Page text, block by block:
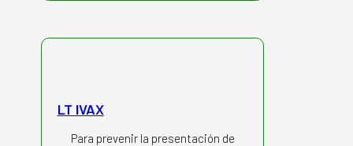
LT IVAX
Para prevenir la presentación de